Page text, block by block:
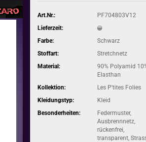
Art.Nr.:
PF704803V12
Lieferzeit:
Farbe:
Schwarz
Stoffart:
Stretchnetz
Material:
90% Polyamid
Elasthan
Kollektion:
Les P'tites Folies
Kleidungstyp:
Kleid
Besonderheiten:
Federmuster,
Ausbrennnetz,
rückenfrei,
transparent,